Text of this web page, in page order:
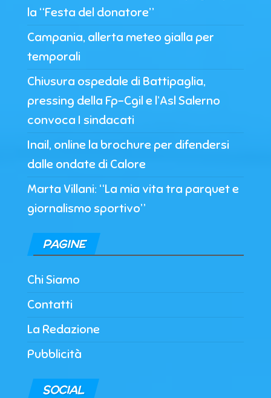
la “Festa del donatore”
Campania, allerta meteo gialla per
temporali
Chiusura ospedale di Battipaglia,
pressing della Fp-Cgil e l’Asl Salerno
convoca I sindacati
Inail, online la brochure per difendersi
dalle ondate di Calore
Marta Villani: “La mia vita tra parquet e
giornalismo sportivo”
PAGINE
Chi Siamo
Contatti
La Redazione
Pubblicità
SOCIAL